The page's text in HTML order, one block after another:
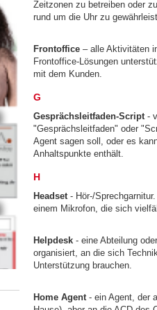
Zeitzonen zu betreiben oder
rund um die Uhr zu
Frontoffice – alle Aktivitäten
Frontoffice-Lösungen
mit dem Kunden.
G
Gesprächsleitfaden-Script-
"Gesprächsleitfaden" oder
Agent sagen soll, oder es
Anhaltspunkte enthält.
H
Headset- Hör-/
einem Mikrofon, die sich
Helpdesk - eine Abteilung
organisiert, an die sich
Unterstützung brauchen.
Home Agent- ein Agent, der